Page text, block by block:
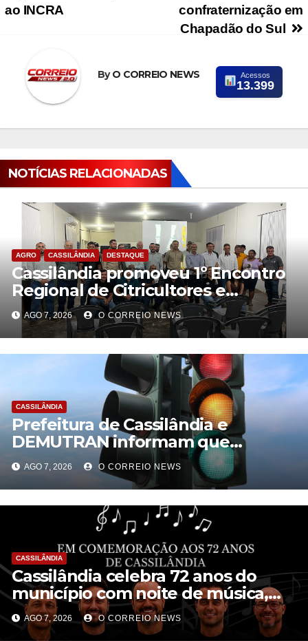
confraternização em
Chapadão do Sul
ao INCRA
ByO CORREIO NEWS Acessos
13.399
NOTÍCIAS RELACIONADAS
AGRO CASSILÂNDIA DESTAQUE
Cassilândia promoveu 1º Encontro
Regional de Citricultores e
fortalece o desenvolvimento da
citricultura
AGO 7, 2026 O CORREIO NEWS
CASSILÂNDIA
Prefeitura de Cassilândia e
DEMUTRAN informam que
semáforo entre as ruas Amin José
e Antônio Paulino entrou em
funcionamento
AGO 7, 2026 O CORREIO NEWS
CASSILÂNDIA
Cassilândia celebra 72 anos do
município com noite de música,
cultura e interação na Praça São
José
AGO 7, 2026 O CORREIO NEWS